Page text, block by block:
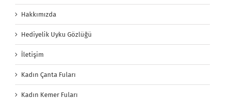
Hakkımızda
Hediyelik Uyku Gözlüğü
İletişim
Kadın Çanta Fuları
Kadın Kemer Fuları